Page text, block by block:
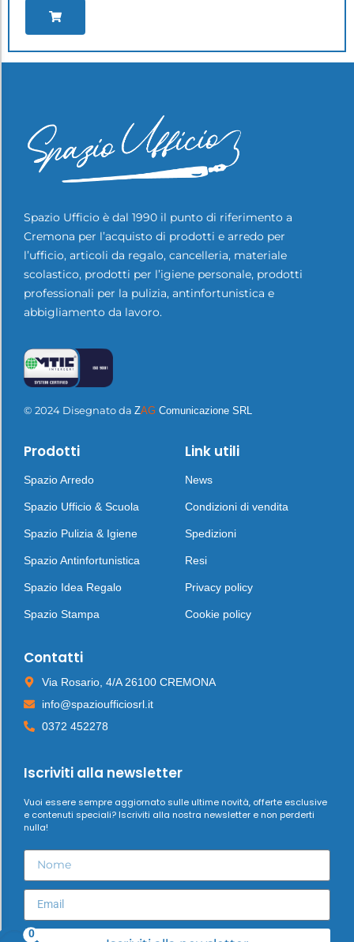
0
Spazio Ufficio è dal 1990 il punto di riferimento a
Cremona per l’acquisto di prodotti e arredo per
l’ufficio, articoli da regalo, cancelleria, materiale
scolastico, prodotti per l’igiene personale, prodotti
professionali per la pulizia, antinfortunistica e
abbigliamento da lavoro.
© 2024 Disegnato da ZAG Comunicazione SRL
Prodotti
Spazio Arredo
Spazio Ufficio & Scuola
Spazio Pulizia & Igiene
Spazio Antinfortunistica
Spazio Idea Regalo
Spazio Stampa
Link utili
News
Condizioni di vendita
Spedizioni
Resi
Privacy policy
Cookie policy
Contatti
Via Rosario, 4/A 26100 CREMONA
info@spazioufficiosrl.it
0372 452278
Iscriviti alla newsletter
Vuoi essere sempre aggiornato sulle ultime novità, offerte esclusive
e contenuti speciali? Iscriviti alla nostra newsletter e non perderti
nulla!